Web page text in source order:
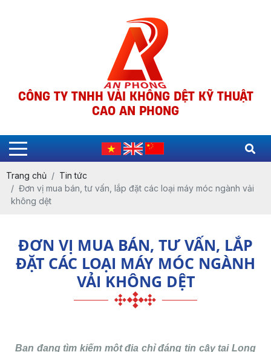
CÔNG TY TNHH VẢI KHÔNG DỆT KỸ THUẬT
CAO AN PHONG
Trang chủ
Tin tức
Đơn vị mua bán, tư vấn, lắp đặt các loại máy móc ngành vải
không dệt
ĐƠN VỊ MUA BÁN, TƯ VẤN, LẮP
ĐẶT CÁC LOẠI MÁY MÓC NGÀNH
VẢI KHÔNG DỆT
Bạn đang tìm kiếm một địa chỉ đáng tin cậy tại Long